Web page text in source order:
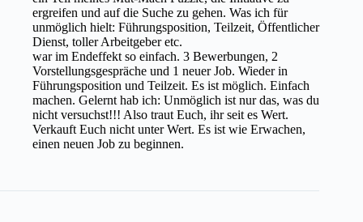
ergreifen und auf die Suche zu gehen. Was ich für
unmöglich hielt: Führungsposition, Teilzeit, Öffentlicher
Dienst, toller Arbeitgeber etc.
war im Endeffekt so einfach. 3 Bewerbungen, 2
Vorstellungsgespräche und 1 neuer Job. Wieder in
Führungsposition und Teilzeit. Es ist möglich. Einfach
machen. Gelernt hab ich: Unmöglich ist nur das, was du
nicht versuchst!!! Also traut Euch, ihr seit es Wert.
Verkauft Euch nicht unter Wert. Es ist wie Erwachen,
einen neuen Job zu beginnen.